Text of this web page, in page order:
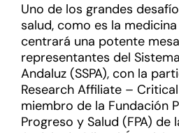
Uno de los grandes
salud, como es la
centrará una potente
representantes del
Andaluz (SSPA), con la
Research Affiliate –
miembro de la Fundación
Progreso y Salud (FPA) de